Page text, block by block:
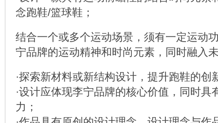
念跑鞋/篮球鞋；
结合一个或多个运动场景，须有一定运动
宁品牌的运动精神和时尚元素，同时融入
·探索新材料或新结构设计，提升跑鞋的创
·设计应体现李宁品牌的核心价值，同时具
力；